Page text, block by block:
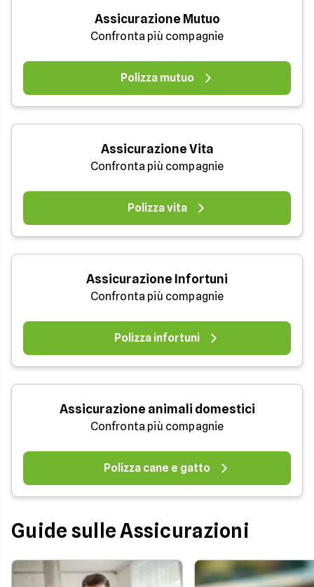
Assicurazione Mutuo
Confronta più compagnie
Polizza mutuo
Assicurazione Vita
Confronta più compagnie
Polizza vita
Assicurazione Infortuni
Confronta più compagnie
Polizza infortuni
Assicurazione animali domestici
Confronta più compagnie
Polizza cane e gatto
Guide sulle Assicurazioni